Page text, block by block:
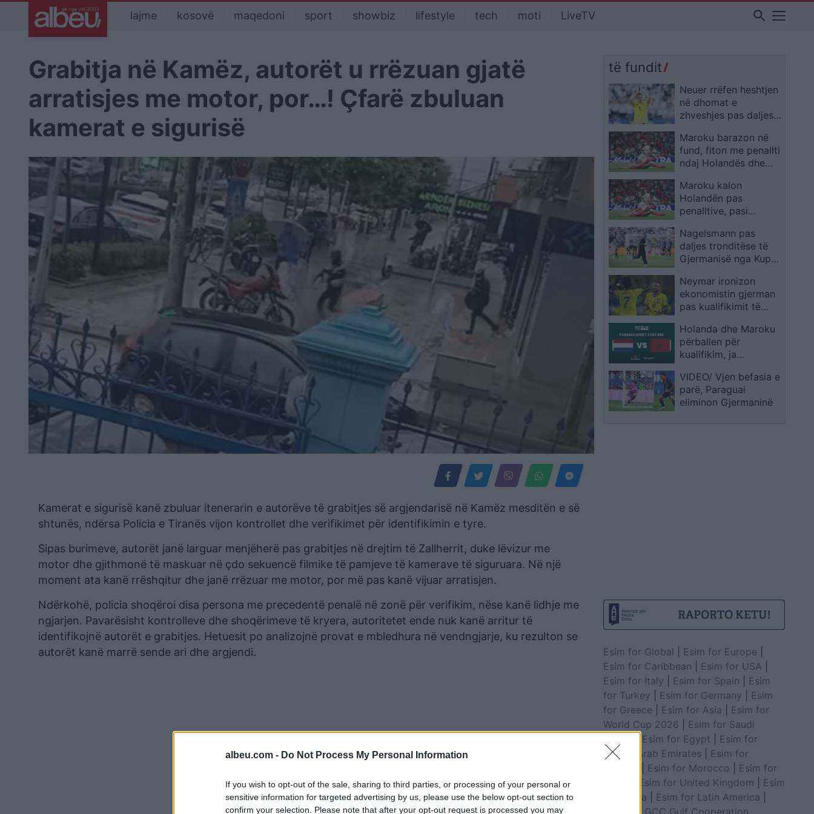
albeu.com - Do Not Process My Personal Information
If you wish to opt-out of the sale, sharing to third parties, or processing of your personal or
sensitive information for targeted advertising by us, please use the below opt-out section to
confirm your selection. Please note that after your opt-out request is processed you may
lajme kosovë maqedoni sport showbiz lifestyle tech moti LiveTV search
Grabitja në Kamëz, autorët u rrëzuan gjatë
arratisjes me motor, por…! Çfarë zbuluan
kamerat e sigurisë
Kamerat e sigurisë kanë zbuluar itenerarin e autorëve të grabitjes së argjendarisë në Kamëz mesditën e së
shtunës, ndërsa Policia e Tiranës vijon kontrollet dhe verifikimet për identifikimin e tyre.
Sipas burimeve, autorët janë larguar menjëherë pas grabitjes në drejtim të Zallherrit, duke lëvizur me
motor dhe gjithmonë të maskuar në çdo sekuencë filmike të pamjeve të kamerave të siguruara. Në një
moment ata kanë rrëshqitur dhe janë rrëzuar me motor, por më pas kanë vijuar arratisjen.
Ndërkohë, policia shoqëroi disa persona me precedentë penalë në zonë për verifikim, nëse kanë lidhje me
ngjarjen. Pavarësisht kontrolleve dhe shoqërimeve të kryera, autoritetet ende nuk kanë arritur të
identifikojnë autorët e grabitjes. Hetuesit po analizojnë provat e mbledhura në vendngjarje, ku rezulton se
autorët kanë marrë sende ari dhe argjendi.
të fundit
Neuer rrëfen heshtjen
në dhomat e
zhveshjes pas daljes
konfirmon largimin
nga kombëtarja
Maroku barazon në
fund, fiton me penallti
ndaj Holandës dhe
Maroku kalon
Holandën pas
penalltive, pasi
Nagelsmann pas
daljes tronditëse të
Gjermanisë nga Kupa
gatshëm të vazhdoj
Neymar ironizon
ekonomistin gjerman
pas kualifikimit të
në Botërorin e
ardhshëm
Holanda dhe Maroku
përballen për
kualifikim, ja
VIDEO/ Vjen befasia e
parë, Paraguai
eliminon Gjermaninë
Esim for Global Esim for Europe
Esim for Caribbean
Esim for USA
Esim for Italy
Esim for Spain
Esim
for Turkey
Esim for Germany
Esim
for Greece
Esim for Asia
Esim for
World Cup 2026
Esim for Saudi
Esim for Egypt
Esim for
United Arab Emirates
Esim for
Esim for Morocco
Esim for
Esim for United Kingdom
Esim
for Africa
Esim for Latin America
Esim for GCC Gulf Cooperation